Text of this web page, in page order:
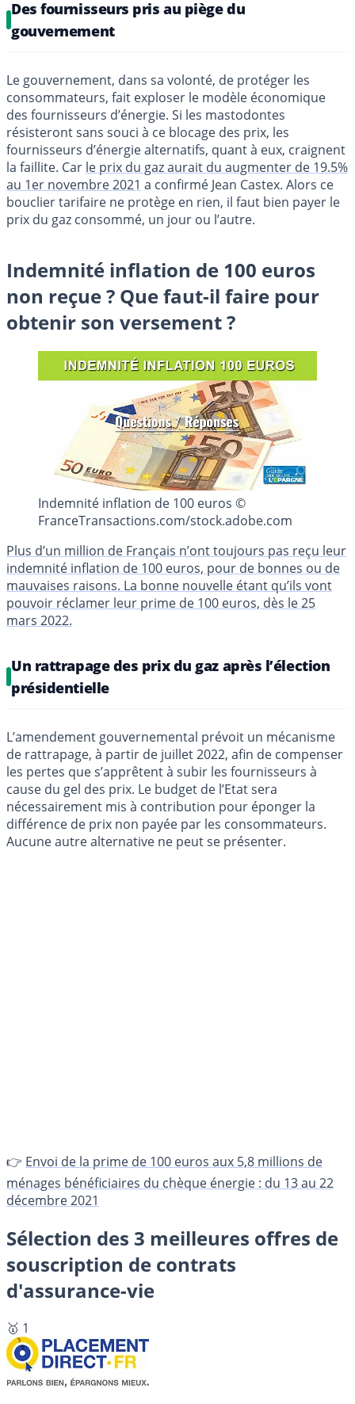
Des fournisseurs pris au piège du
gouvernement
Le gouvernement, dans sa volonté, de protéger les
consommateurs, fait exploser le modèle économique
des fournisseurs d’énergie. Si les mastodontes
résisteront sans souci à ce blocage des prix, les
fournisseurs d’énergie alternatifs, quant à eux, craignent
la faillite. Car le prix du gaz aurait du augmenter de 19.5%
au 1er novembre 2021 a confirmé Jean Castex. Alors ce
bouclier tarifaire ne protège en rien, il faut bien payer le
prix du gaz consommé, un jour ou l’autre.
Indemnité inflation de 100 euros
non reçue ? Que faut-il faire pour
obtenir son versement ?
Indemnité inflation de 100 euros ©
FranceTransactions.com/stock.adobe.com
Plus d’un million de Français n’ont toujours pas reçu leur
indemnité inflation de 100 euros, pour de bonnes ou de
mauvaises raisons. La bonne nouvelle étant qu’ils vont
pouvoir réclamer leur prime de 100 euros, dès le 25
mars 2022.
Un rattrapage des prix du gaz après l’élection
présidentielle
L’amendement gouvernemental prévoit un mécanisme
de rattrapage, à partir de juillet 2022, afin de compenser
les pertes que s’apprêtent à subir les fournisseurs à
cause du gel des prix. Le budget de l’Etat sera
nécessairement mis à contribution pour éponger la
différence de prix non payée par les consommateurs.
Aucune autre alternative ne peut se présenter.
👉 Envoi de la prime de 100 euros aux 5,8 millions de
ménages bénéficiaires du chèque énergie : du 13 au 22
décembre 2021
Sélection des 3 meilleures offres de
souscription de contrats
d'assurance-vie
🥇 1